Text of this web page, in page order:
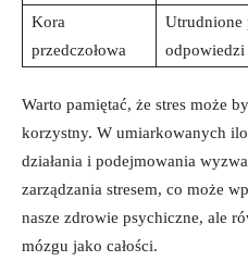
Kora
przedczołowa
Utrudnione
odpowiedzi
Warto pamiętać, że stres może
korzystny. W umiarkowanych
działania i podejmowania
zarządzania stresem, co może
nasze zdrowie psychiczne, ale
mózgu jako całości.